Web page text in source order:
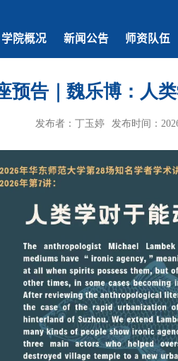
学院概况 新闻公告 师资队伍
预告｜魏乐博：人
发布者：丁玉婷 发布时间：